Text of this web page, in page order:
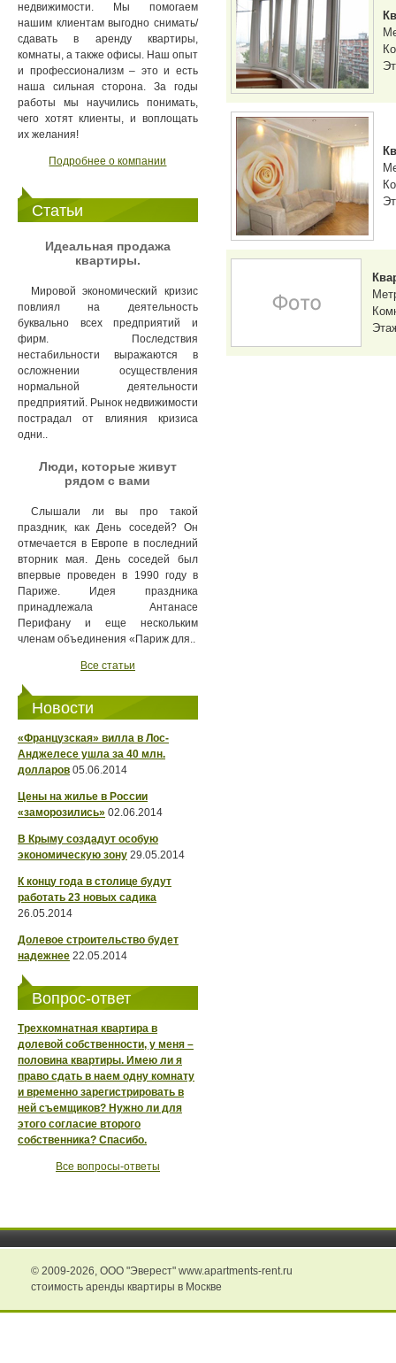
недвижимости. Мы помогаем
нашим клиентам выгодно снимать/
сдавать в аренду квартиры,
комнаты, а также офисы. Наш опыт
и профессионализм – это и есть
наша сильная сторона. За годы
работы мы научились понимать,
чего хотят клиенты, и воплощать
их желания!
Подробнее о компании
Статьи
Идеальная продажа
квартиры.
Мировой экономический кризис
повлиял на деятельность
буквально всех предприятий и
фирм. Последствия
нестабильности выражаются в
осложнении осуществления
нормальной деятельности
предприятий. Рынок недвижимости
пострадал от влияния кризиса
одни..
Люди, которые живут
рядом с вами
Слышали ли вы про такой
праздник, как День соседей? Он
отмечается в Европе в последний
вторник мая. День соседей был
впервые проведен в 1990 году в
Париже. Идея праздника
принадлежала Антанасе
Перифану и еще нескольким
членам объединения «Париж для..
Все статьи
Новости
«Французская» вилла в Лос-
Анджелесе ушла за 40 млн.
долларов 05.06.2014
Цены на жилье в России
«заморозились» 02.06.2014
В Крыму создадут особую
экономическую зону 29.05.2014
К концу года в столице будут
работать 23 новых садика
26.05.2014
Долевое строительство будет
надежнее 22.05.2014
Вопрос-ответ
Трехкомнатная квартира в
долевой собственности, у меня –
половина квартиры. Имею ли я
право сдать в наем одну комнату
и временно зарегистрировать в
ней съемщиков? Нужно ли для
этого согласие второго
собственника? Спасибо.
Все вопросы-ответы
© 2009-2026, ООО "Эверест" www.apartments-rent.ru
стоимость аренды квартиры в Москве